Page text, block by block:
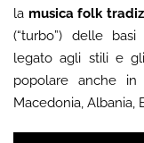
la musica folk
(“turbo”) delle
legato agli stili e
popolare anche in
Macedonia, Albania,